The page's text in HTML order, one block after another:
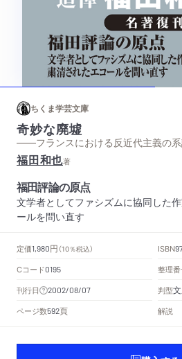
ちくま学芸文庫
奇妙な廃墟
——フランスにおける反近代主義の
福田和也著
福田評論の原点
文学者としてファシズムに協同した
ールを問い直す
定価1,980円 （10％税込） ISBN
Cコード0195 整理
刊行日 2002/08/07 判型
ページ数592頁 解説